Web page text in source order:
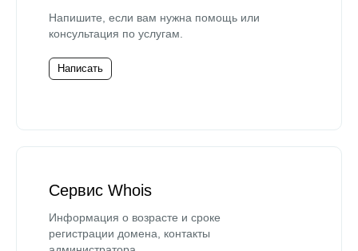
Напишите, если вам нужна помощь или
консультация по услугам.
Написать
Сервис Whois
Информация о возрасте и сроке
регистрации домена, контакты